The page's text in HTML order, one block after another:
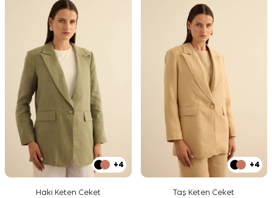
+4
Haki Keten Ceket
+4
Taş Keten Ceket